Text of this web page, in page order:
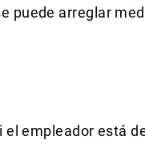
puede arreglar
empleador está